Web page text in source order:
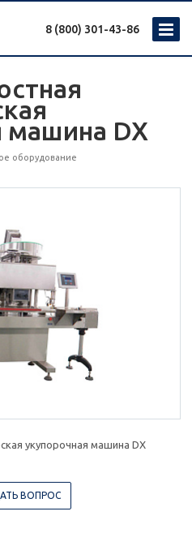
8 (800) 301-43-86
машина DX
оборудование
укупорочная машина DX
ВОПРОС